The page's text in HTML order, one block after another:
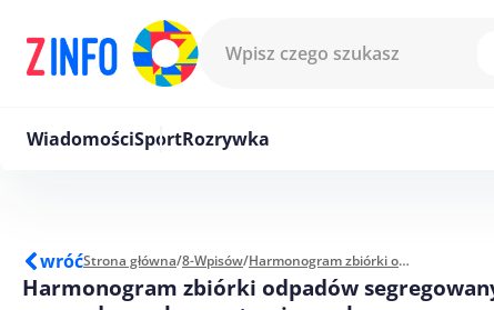
WiadomościSportRozrywka
wróćStrona główna/8-Wpisów/ Harmonogram zbiórki odpadów segregowanych gromadzonych w systemie workowym
Harmonogram zbiórki odpadów